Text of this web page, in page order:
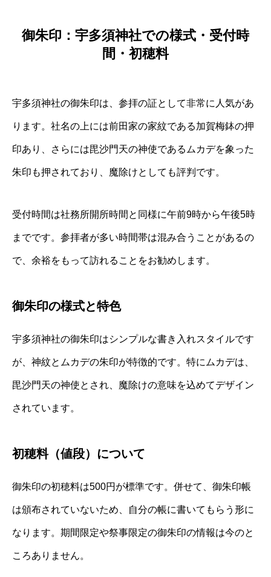
御朱印：宇多須神社での様式・受付時
間・初穂料
宇多須神社の御朱印は、参拝の証として非常に人気があ
ります。社名の上には前田家の家紋である加賀梅鉢の押
印あり、さらには毘沙門天の神使であるムカデを象った
朱印も押されており、魔除けとしても評判です。
受付時間は社務所開所時間と同様に午前9時から午後5時
までです。参拝者が多い時間帯は混み合うことがあるの
で、余裕をもって訪れることをお勧めします。
御朱印の様式と特色
宇多須神社の御朱印はシンプルな書き入れスタイルです
が、神紋とムカデの朱印が特徴的です。特にムカデは、
毘沙門天の神使とされ、魔除けの意味を込めてデザイン
されています。
初穂料（値段）について
御朱印の初穂料は500円が標準です。併せて、御朱印帳
は頒布されていないため、自分の帳に書いてもらう形に
なります。期間限定や祭事限定の御朱印の情報は今のと
ころありません。